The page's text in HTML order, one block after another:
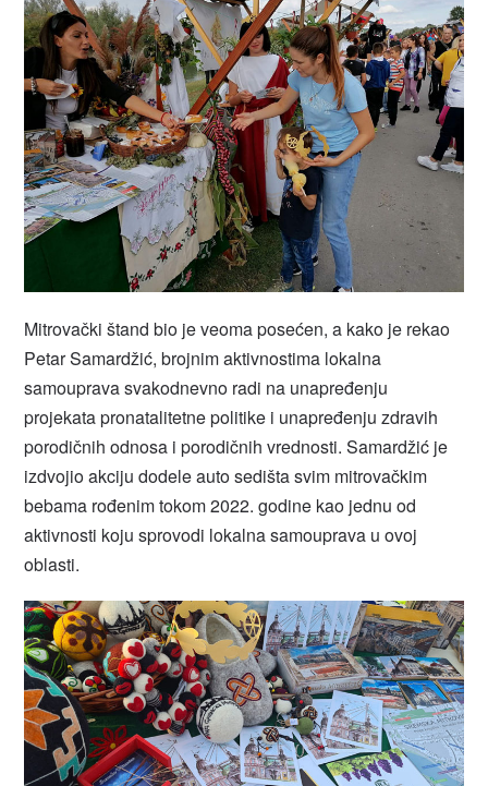
Mitrovački štand bio je veoma posećen, a kako je rekao
Petar Samardžić, brojnim aktivnostima lokalna
samouprava svakodnevno radi na unapređenju
projekata pronatalitetne politike i unapređenju zdravih
porodičnih odnosa i porodičnih vrednosti. Samardžić je
izdvojio akciju dodele auto sedišta svim mitrovačkim
bebama rođenim tokom 2022. godine kao jednu od
aktivnosti koju sprovodi lokalna samouprava u ovoj
oblasti.